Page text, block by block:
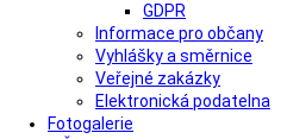
GDPR
Informace pro občany
Vyhlášky a směrnice
Veřejné zakázky
Elektronická podatelna
Fotogalerie